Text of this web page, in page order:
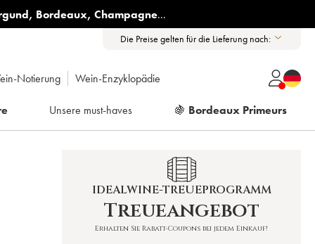
, Bordeaux, Champagne...
Die Preise gelten für die Lieferung nach:
Notierung Wein-Enzyklopädie
Unsere must-haves 🍇 Bordeaux Primeurs
IDEALWINE-TREUEPROGRAMM
Treueangebot
Erhalten Sie Rabatt-Coupons bei jedem Einkauf!